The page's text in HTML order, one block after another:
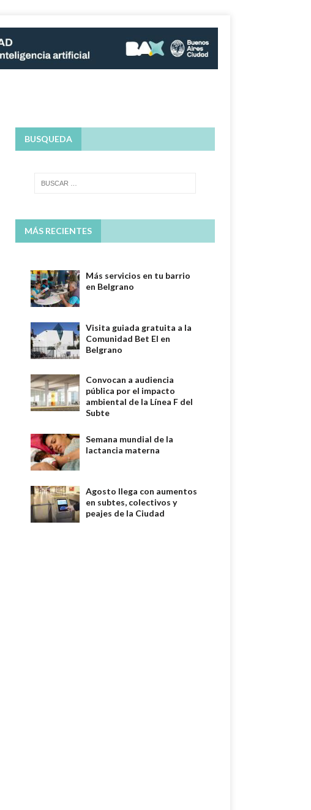
BUSQUEDA
MÁS RECIENTES
Más servicios en tu barrio
en Belgrano
Visita guiada gratuita a la
Comunidad Bet El en
Belgrano
Convocan a audiencia
pública por el impacto
ambiental de la Línea F del
Subte
Semana mundial de la
lactancia materna
Agosto llega con aumentos
en subtes, colectivos y
peajes de la Ciudad